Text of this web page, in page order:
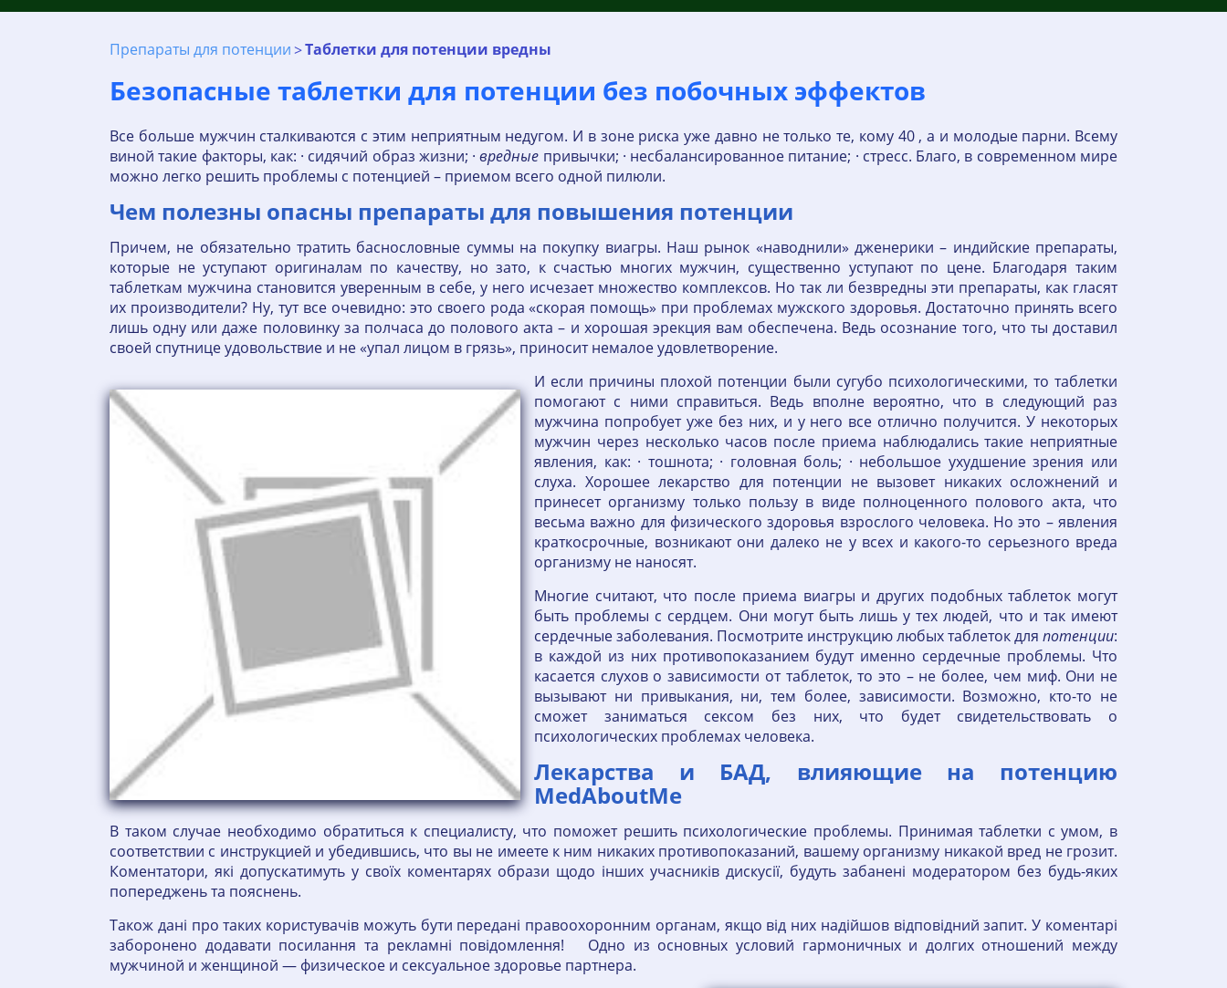
Препараты для потенции Таблетки для потенции вредны
Безопасные таблетки для потенции без побочных эффектов
Все больше мужчин сталкиваются с этим неприятным недугом. И в зоне риска уже давно не только те, кому 40 , а и молодые парни. Всему
виной такие факторы, как: · сидячий образ жизни; ·вредные привычки; · несбалансированное питание; · стресс. Благо, в современном мире
можно легко решить проблемы с потенцией – приемом всего одной пилюли.
Чем полезны опасны препараты для повышения потенции
Причем, не обязательно тратить баснословные суммы на покупку виагры. Наш рынок «наводнили» дженерики – индийские препараты,
которые не уступают оригиналам по качеству, но зато, к счастью многих мужчин, существенно уступают по цене. Благодаря таким
таблеткам мужчина становится уверенным в себе, у него исчезает множество комплексов. Но так ли безвредны эти препараты, как гласят
их производители? Ну, тут все очевидно: это своего рода «скорая помощь» при проблемах мужского здоровья. Достаточно принять всего
лишь одну или даже половинку за полчаса до полового акта – и хорошая эрекция вам обеспечена. Ведь осознание того, что ты доставил
своей спутнице удовольствие и не «упал лицом в грязь», приносит немалое удовлетворение.
И если причины плохой потенции были сугубо психологическими, то таблетки
помогают с ними справиться. Ведь вполне вероятно, что в следующий раз
мужчина попробует уже без них, и у него все отлично получится. У некоторых
мужчин через несколько часов после приема наблюдались такие неприятные
явления, как: · тошнота; · головная боль; · небольшое ухудшение зрения или
слуха. Хорошее лекарство для потенции не вызовет никаких осложнений и
принесет организму только пользу в виде полноценного полового акта, что
весьма важно для физического здоровья взрослого человека. Но это – явления
краткосрочные, возникают они далеко не у всех и какого-то серьезного вреда
организму не наносят.
Многие считают, что после приема виагры и других подобных таблеток могут
быть проблемы с сердцем. Они могут быть лишь у тех людей, что и так имеют
сердечные заболевания. Посмотрите инструкцию любых таблеток для потенции:
в каждой из них противопоказанием будут именно сердечные проблемы. Что
касается слухов о зависимости от таблеток, то это – не более, чем миф. Они не
вызывают ни привыкания, ни, тем более, зависимости. Возможно, кто-то не
сможет заниматься сексом без них, что будет свидетельствовать о
психологических проблемах человека.
Лекарства и БАД, влияющие на потенцию
MedAboutMe
В таком случае необходимо обратиться к специалисту, что поможет решить психологические проблемы. Принимая таблетки с умом, в
соответствии с инструкцией и убедившись, что вы не имеете к ним никаких противопоказаний, вашему организму никакой вред не грозит.
Коментатори, які допускатимуть у своїх коментарях образи щодо інших учасників дискусії, будуть забанені модератором без будь-яких
попереджень та пояснень.
Також дані про таких користувачів можуть бути передані правоохоронним органам, якщо від них надійшов відповідний запит. У коментарі
заборонено додавати посилання та рекламні повідомлення! Одно из основных условий гармоничных и долгих отношений между
мужчиной и женщиной — физическое и сексуальное здоровье партнера.